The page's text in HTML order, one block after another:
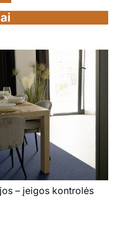
– įeigos kontrolės